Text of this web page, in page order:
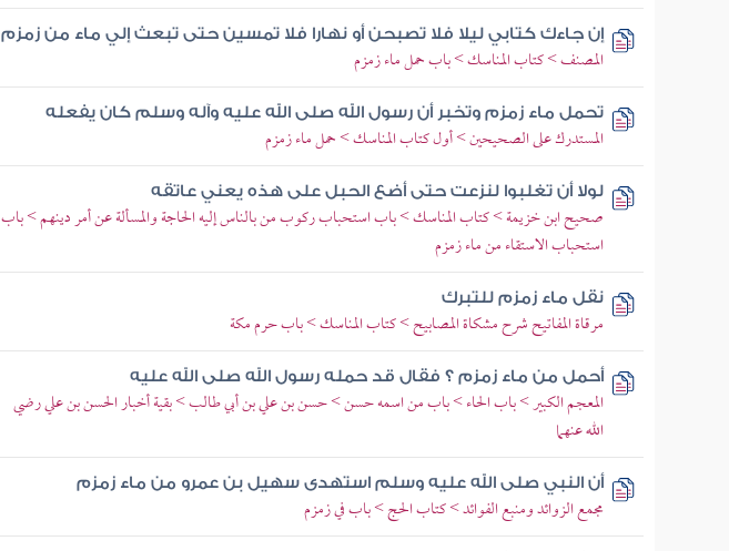
إن جاءك كتابي ليلا فلا تصبحن أو نهارا فلا تمسين حتى تبعث إلي ماء من زمزم
المصنف > كتاب المناسك > باب حمل ماء زمزم
تحمل ماء زمزم وتخبر أن رسول الله صلى الله عليه وآله وسلم كان يفعله
المستدرك على الصحيحين > أول كتاب المناسك > حمل ماء زمزم
لولا أن تغلبوا لنزعت حتى أضع الحبل على هذه يعني عاتقه
صحيح ابن خزيمة > كتاب المناسك > باب استحباب ركوب من بالناس إليه الحاجة والمسألة عن أمر دينهم > باب
استحباب الاستقاء من ماء زمزم
نقل ماء زمزم للتبرك
مرقاة المفاتيح شرح مشكاة المصابيح > كتاب المناسك > باب حرم مكة
أحمل من ماء زمزم ؟ فقال قد حمله رسول الله صلى الله عليه
المعجم الكبير > باب الحاء > باب من اسمه حسن > حسن بن علي بن أبي طالب > بقية أخبار الحسن بن علي رضي
الله عنهما
أن النبي صلى الله عليه وسلم استهدى سهيل بن عمرو من ماء زمزم
مجمع الزوائد ومنبع الفوائد > كتاب الحج > باب في زمزم